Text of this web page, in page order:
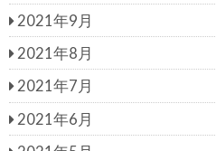
2021年9月
2021年8月
2021年7月
2021年6月